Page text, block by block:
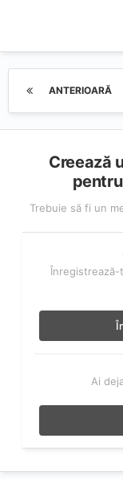
ANTERIOARĂ
Creează
Trebuie să fi un
Ai